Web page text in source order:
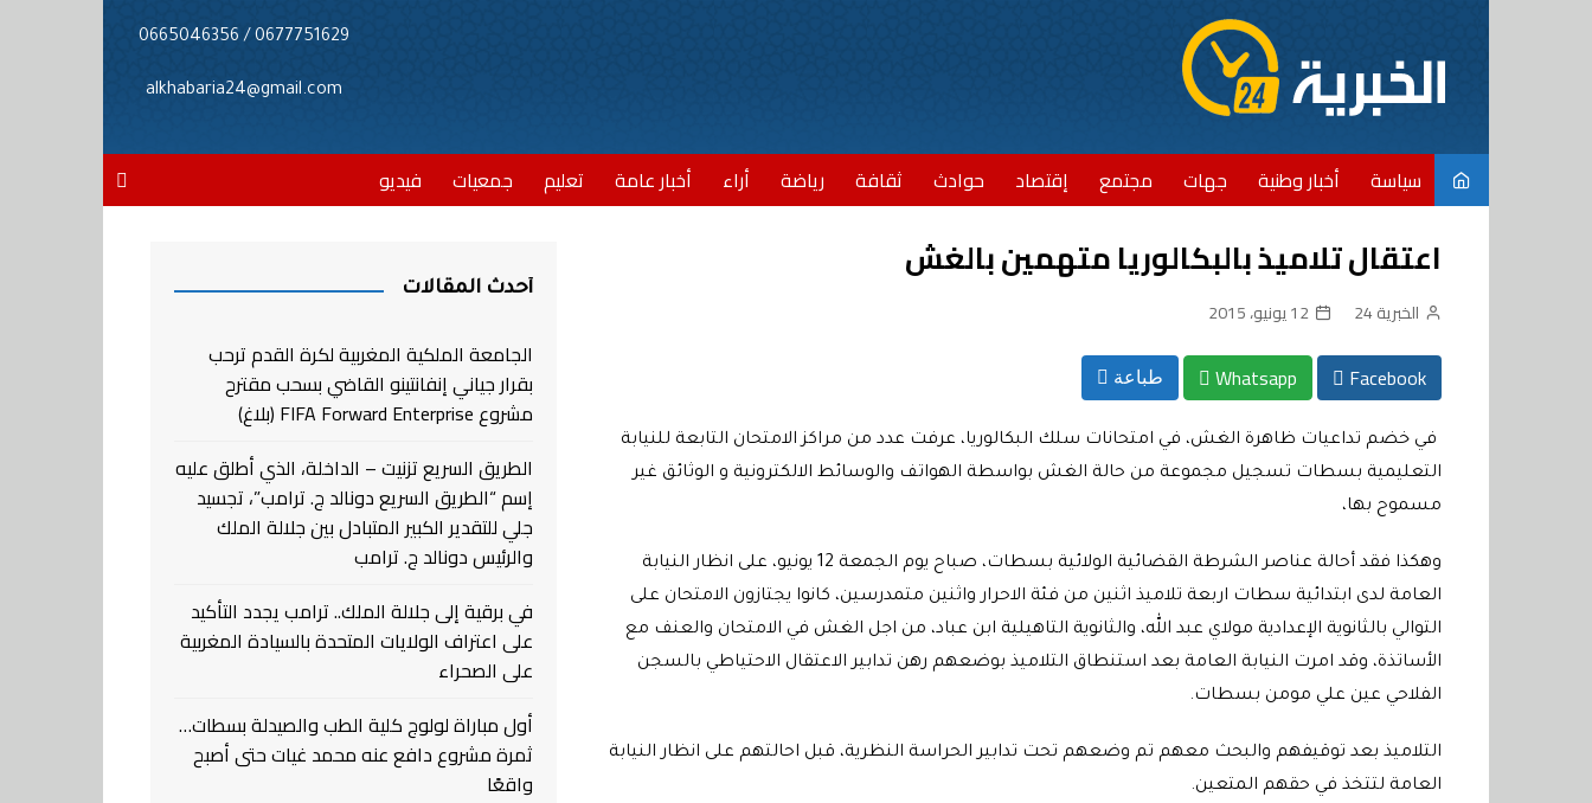
0677751629 / 0665046356
alkhabaria24@gmail.com
سياسة أخبار وطنية جهات مجتمع إقتصاد حوادث ثقافة رياضة أراء أخبار عامة تعليم جمعيات فيديو
اعتقال تلاميذ بالبكالوريا متهمين بالغش
الخبرية 24 12 يونيو، 2015
Facebook
Whatsapp طباعة
في خضم تداعيات ظاهرة الغش، في امتحانات سلك البكالوريا، عرفت عدد من مراكز الامتحان التابعة للنيابة
التعليمية بسطات تسجيل مجموعة من حالة الغش بواسطة الهواتف والوسائط الالكترونية و الوثائق غير
مسموح بها،
وهكذا فقد أحالة عناصر الشرطة القضائية الولائية بسطات، صباح يوم الجمعة 12 يونيو، على انظار النيابة
العامة لدى ابتدائية سطات اربعة تلاميذ اثنين من فئة الاحرار واثنين متمدرسين، كانوا يجتازون الامتحان على
التوالي بالثانوية الإعدادية مولاي عبد الله، والثانوية التاهيلية ابن عباد، من اجل الغش في الامتحان والعنف مع
الأساتذة، وقد امرت النيابة العامة بعد استنطاق التلاميذ بوضعهم رهن تدابير الاعتقال الاحتياطي بالسجن
الفلاحي عين علي مومن بسطات.
التلاميذ بعد توقيفهم والبحث معهم تم وضعهم تحت تدابير الحراسة النظرية، قبل احالتهم على انظار النيابة
العامة لتتخذ في حقهم المتعين.
أحدث المقالات
الجامعة الملكية المغربية لكرة القدم ترحب
بقرار جياني إنفانتينو القاضي بسحب مقترح
مشروع FIFA Forward Enterprise (بلاغ)
الطريق السريع تزنيت – الداخلة، الذي أطلق عليه
إسم “الطريق السريع دونالد ج. ترامب”، تجسيد
جلي للتقدير الكبير المتبادل بين جلالة الملك
والرئيس دونالد ج. ترامب
في برقية إلى جلالة الملك.. ترامب يجدد التأكيد
على اعتراف الولايات المتحدة بالسيادة المغربية
على الصحراء
أول مباراة لولوج كلية الطب والصيدلة بسطات…
ثمرة مشروع دافع عنه محمد غيات حتى أصبح
واقعًا